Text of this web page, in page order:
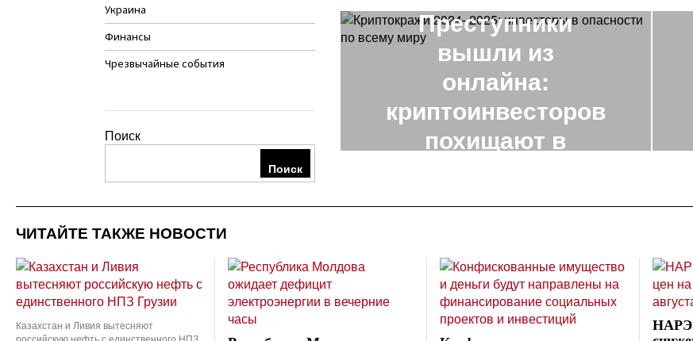
Преступники
вышли из
онлайна:
криптоинвесторов
похищают в
Украина
Финансы
Чрезвычайные события
Поиск
Поиск
ЧИТАЙТЕ ТАКЖЕ НОВОСТИ
Казахстан и Ливия вытесняют
российскую нефть с единственного НПЗ
НАРЭ